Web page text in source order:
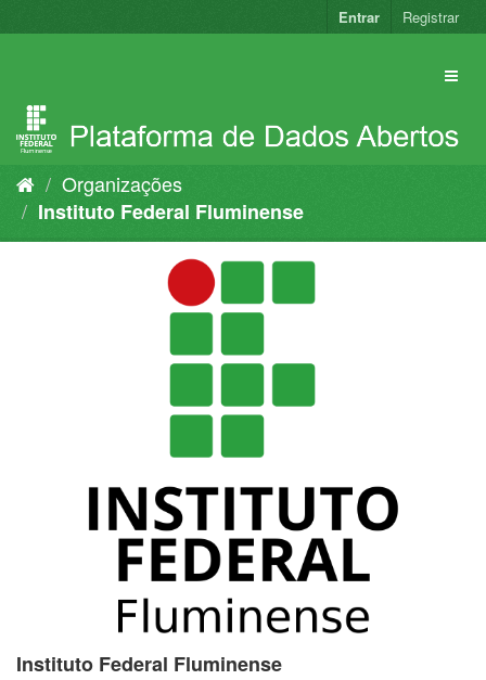
para
Entrar Registrar
Organizações
Instituto Federal Fluminense
Instituto Federal Fluminense